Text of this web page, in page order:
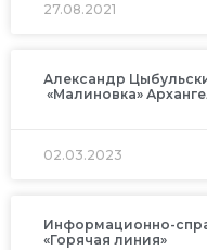
27.08.2021
Александр
«Малиновка»
02.03.2023
Информационно-
«Горячая линия»